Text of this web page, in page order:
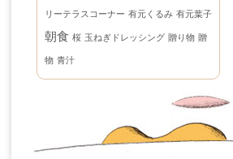
リーテラスコーナー 有元くるみ 有元葉子
朝食 桜 玉ねぎドレッシング 贈り物 贈
物 青汁